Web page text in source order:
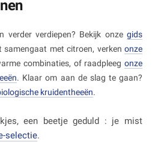
verder verdiepen? Bekijk onze gids
samengaat met citroen, verken onze
combinaties, of raadpleeg onze
. Klaar om aan de slag te gaan?
kruidentheeën.
een beetje geduld : je mist
selectie.